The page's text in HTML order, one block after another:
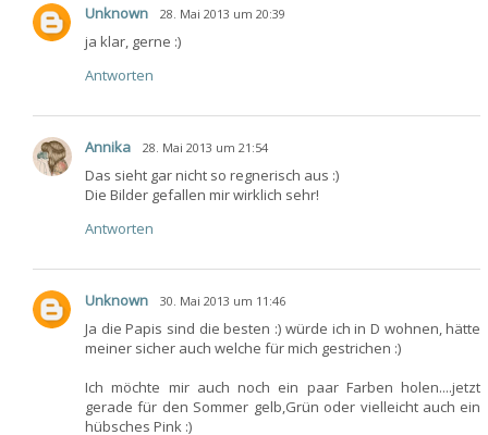
Unknown 28. Mai 2013 um 20:39
ja klar, gerne :)
Antworten
Annika 28. Mai 2013 um 21:54
Das sieht gar nicht so regnerisch aus :)
Die Bilder gefallen mir wirklich sehr!
Antworten
Unknown 30. Mai 2013 um 11:46
Ja die Papis sind die besten :) würde ich in D wohnen, hätte
meiner sicher auch welche für mich gestrichen :)
Ich möchte mir auch noch ein paar Farben holen....jetzt
gerade für den Sommer gelb,Grün oder vielleicht auch ein
hübsches Pink :)